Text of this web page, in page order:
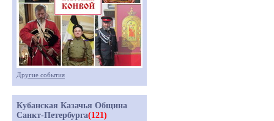
Другие события
Кубанская Казачья Община
Санкт-Петербурга(121)